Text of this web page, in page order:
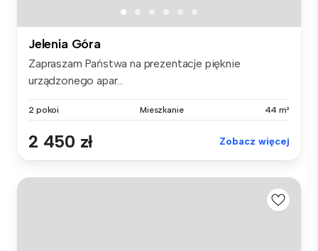
Jelenia Góra
Zapraszam Państwa na prezentacje pięknie
urządzonego apar...
2 pokoi Mieszkanie 44 m²
2 450 zł Zobacz więcej